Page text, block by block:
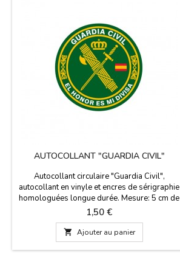
AUTOCOLLANT "GUARDIA CIVIL"
Autocollant circulaire "Guardia Civil",
autocollant en vinyle et encres de sérigraphie
homologuées longue durée. Mesure: 5 cm de
diamètre.
Prix
1,50 €
 Ajouter au panier